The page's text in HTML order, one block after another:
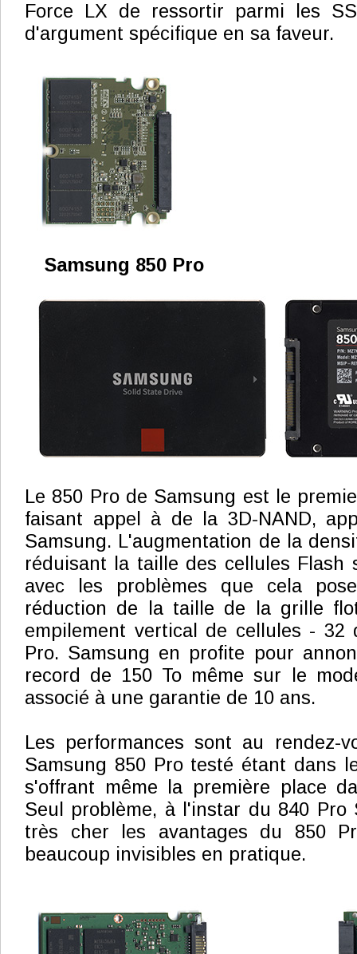
Force LX de ressortir parmi les
d'argument spécifique en sa faveur.
Samsung 850 Pro
Le 850 Pro de Samsung est le
faisant appel à de la 3D-NAND,
Samsung. L'augmentation de la
réduisant la taille des cellules Flash
avec les problèmes que cela
réduction de la taille de la grille
empilement vertical de cellules - 32
Pro. Samsung en profite pour
record de 150 To même sur le
associé à une garantie de 10 ans.
Les performances sont au rendez-
Samsung 850 Pro testé étant dans
s'offrant même la première place
Seul problème, à l'instar du 840 Pro
très cher les avantages du 850
beaucoup invisibles en pratique.